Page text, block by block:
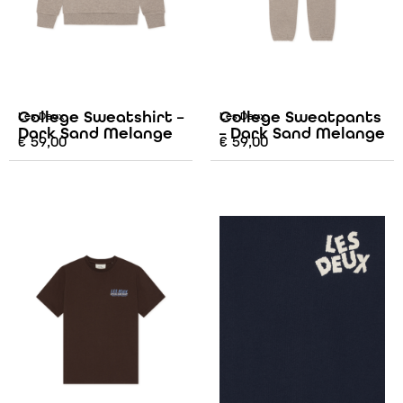
Les Deux
College Sweatshirt –
Dark Sand Melange
€59,00
Les Deux
College Sweatpants
– Dark Sand Melange
€ 59,00